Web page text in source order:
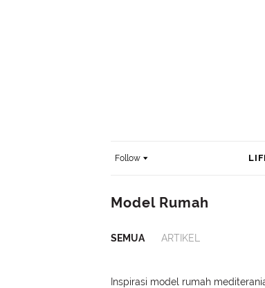
Follow
Model Rumah
SEMUA ARTIKEL
Inspirasi model rumah